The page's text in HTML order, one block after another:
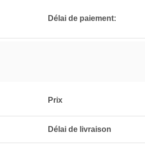
Délai de paiement:
Prix
Délai de livraison